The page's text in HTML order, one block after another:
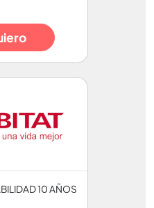
10 AÑOS